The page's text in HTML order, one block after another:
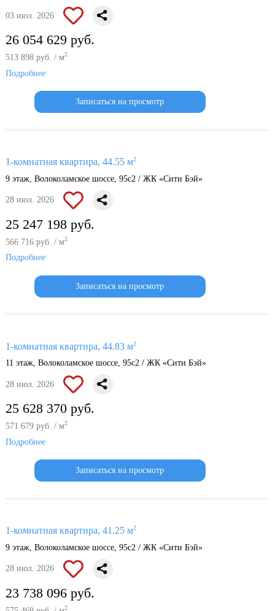
03 июл. 2026
26 054 629 руб.
513 898 руб. / м2
Подробнее
Записаться на просмотр
1-комнатная квартира, 44.55 м2
9 этаж, Волоколамское шоссе, 95с2 / ЖК «Сити Бэй»
28 июл. 2026
25 247 198 руб.
566 716 руб. / м2
Подробнее
Записаться на просмотр
1-комнатная квартира, 44.83 м2
11 этаж, Волоколамское шоссе, 95с2 / ЖК «Сити Бэй»
28 июл. 2026
25 628 370 руб.
571 679 руб. / м2
Подробнее
Записаться на просмотр
1-комнатная квартира, 41.25 м2
9 этаж, Волоколамское шоссе, 95с2 / ЖК «Сити Бэй»
28 июл. 2026
23 738 096 руб.
2